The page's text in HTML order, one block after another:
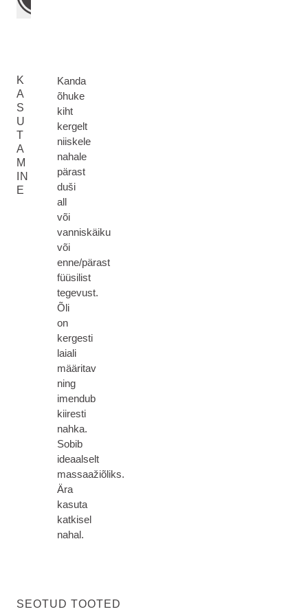
K
A
S
U
T
A
M
IN
E
Kanda
õhuke
kiht
kergelt
niiskele
nahale
pärast
duši
all
või
vanniskäiku
või
enne/pärast
füüsilist
tegevust.
Õli
on
kergesti
laiali
määritav
ning
imendub
kiiresti
nahka.
Sobib
ideaalselt
massaažiõliks.
Ära
kasuta
katkisel
nahal.
SEOTUD TOOTED